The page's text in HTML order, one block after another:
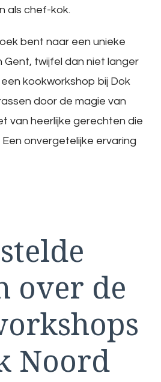
als chef-kok.
bent naar een unieke
Gent, twijfel dan niet langer
kookworkshop bij Dok
door de magie van
van heerlijke gerechten die
onvergetelijke ervaring
over de
Noord